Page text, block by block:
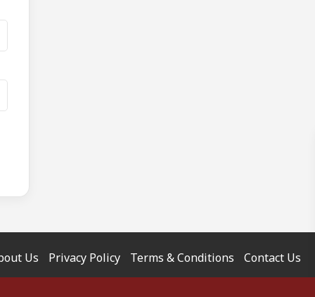
Us Privacy Policy Terms & Conditions Contact Us